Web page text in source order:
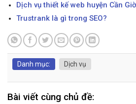
Dịch vụ thiết kế web huyện Cần Giờ
Trustrank là gì trong SEO?
Danh mục: Dịch vụ
Bài viết cùng chủ đề: